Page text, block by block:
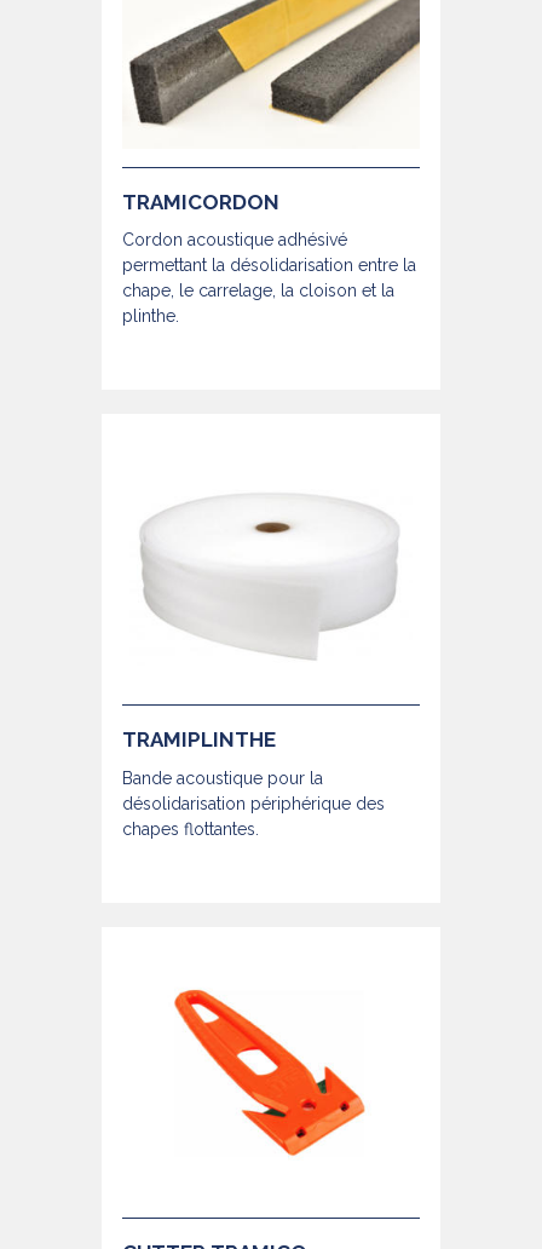
TRAMICORDON
Cordon acoustique adhésivé
permettant la désolidarisation entre la
chape, le carrelage, la cloison et la
plinthe.
TRAMIPLINTHE
Bande acoustique pour la
désolidarisation périphérique des
chapes flottantes.